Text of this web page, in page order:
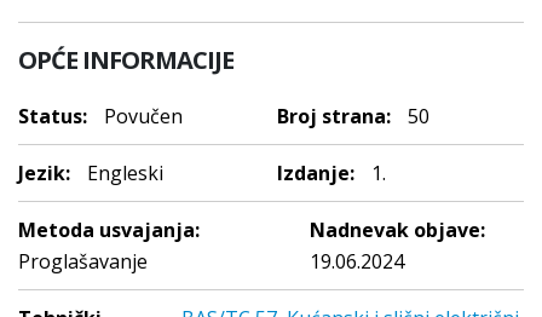
OPĆE INFORMACIJE
Status: Povučen Broj strana: 50
Jezik: Engleski Izdanje: 1.
Metoda usvajanja:
Proglašavanje
Nadnevak objave:
19.06.2024